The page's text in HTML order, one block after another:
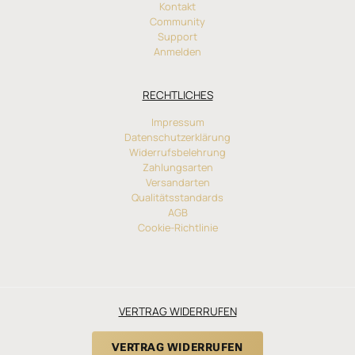
Kontakt
Community
Support
Anmelden
RECHTLICHES
Impressum
Datenschutzerklärung
Widerrufsbelehrung
Zahlungsarten
Versandarten
Qualitätsstandards
AGB
Cookie-Richtlinie
VERTRAG WIDERRUFEN
VERTRAG WIDERRUFEN